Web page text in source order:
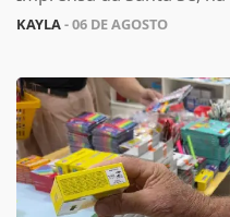
KAYLA- 06 DE AGOSTO